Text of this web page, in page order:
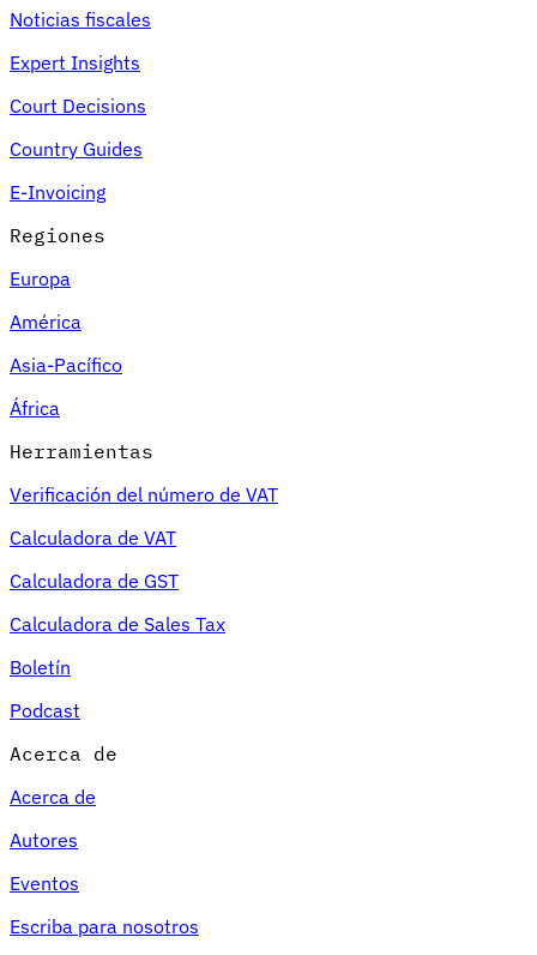
Noticias fiscales
Expert Insights
Court Decisions
Country Guides
E-Invoicing
Regiones
Europa
América
Asia-Pacífico
África
Herramientas
Verificación del número de VAT
Calculadora de VAT
Calculadora de GST
Calculadora de Sales Tax
Boletín
Podcast
Acerca de
Acerca de
Autores
Eventos
Escriba para nosotros